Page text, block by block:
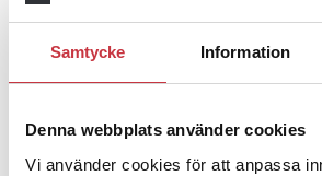
Samtycke Information
Denna webbplats använder cookies
Vi använder cookies för att anpassa
Insändare:Miljoner
polisaspiranter